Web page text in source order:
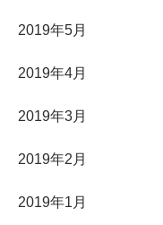
2019年5月
2019年4月
2019年3月
2019年2月
2019年1月